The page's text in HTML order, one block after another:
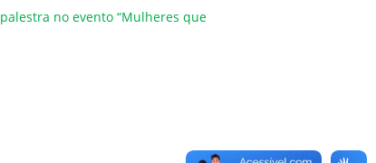
no evento “Mulheres que